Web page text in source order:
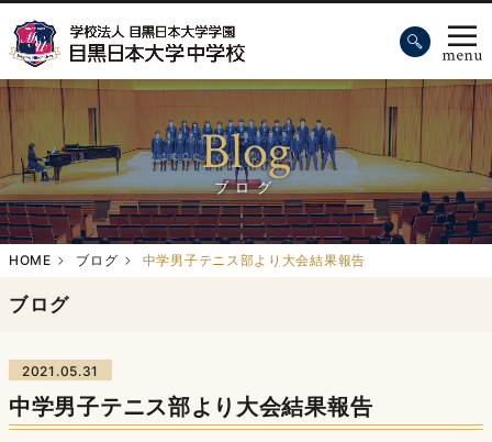
Blog
ブログ
HOME ブログ 中学男子テニス部より大会結果報告
ブログ
2021.05.31
中学男子テニス部より大会結果報告